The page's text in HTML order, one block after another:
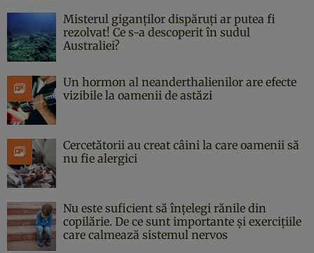
Misterul giganților dispăruți ar putea fi
rezolvat! Ce s-a descoperit în sudul
Australiei?
Un hormon al neanderthalienilor are efecte
vizibile la oamenii de astăzi
Cercetătorii au creat câini la care oamenii să
nu fie alergici
Nu este suficient să înțelegi rănile din
copilărie. De ce sunt importante și exercițiile
care calmează sistemul nervos